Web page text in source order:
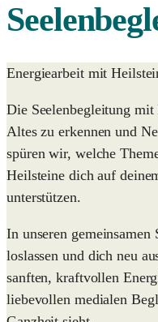
Energiearbeit mit
Die Seelenbegleitung
Altes zu erkennen und
spüren wir, welche
Heilsteine dich auf
unterstützen.
In unseren gemeinsamen
loslassen und dich neu
sanften, kraftvollen
liebevollen medialen